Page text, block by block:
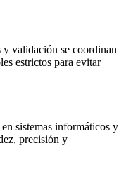
validación se coordinan
estrictos para evitar
sistemas informáticos y
precisión y